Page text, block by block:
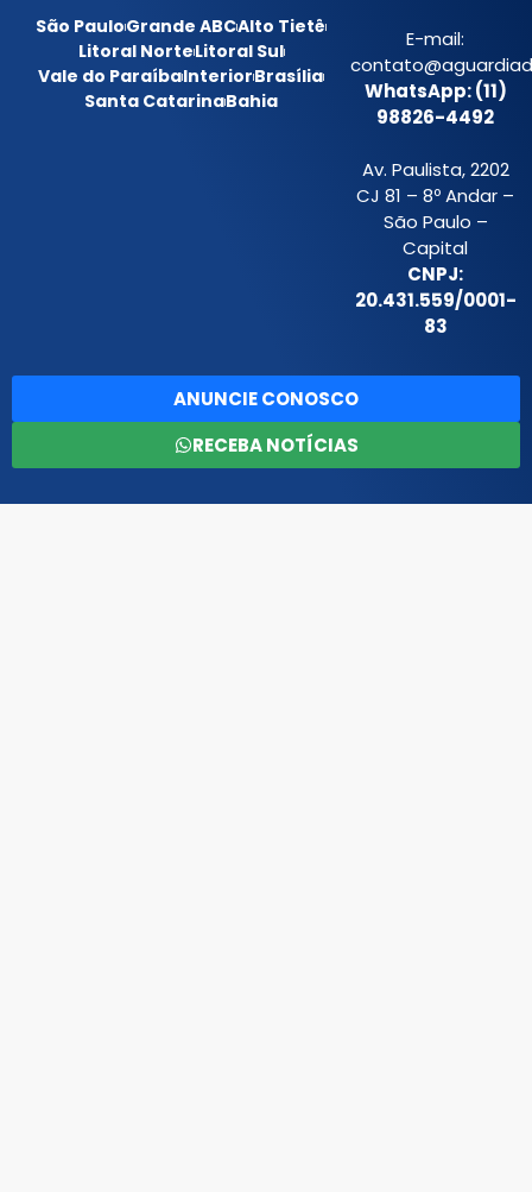
São PauloGrande ABCAlto Tietê
Litoral NorteLitoral Sul
Vale do ParaíbaInteriorBrasília
Santa CatarinaBahia
E-mail:
WhatsApp: (11)
98826-4492
Av. Paulista, 2202
CJ 81 – 8º Andar –
São Paulo –
Capital
CNPJ:
20.431.559/0001-
83
ANUNCIE CONOSCO
RECEBA NOTÍCIAS